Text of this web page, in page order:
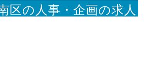
区の人事・企画の求人